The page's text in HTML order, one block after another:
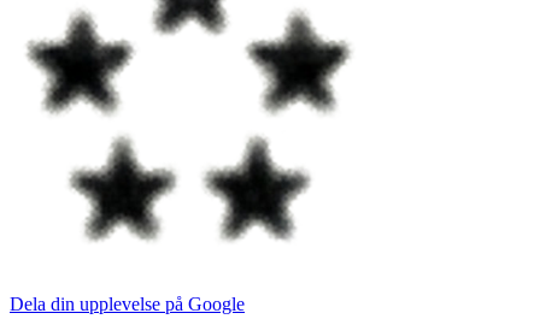
Dela din upplevelse på Google